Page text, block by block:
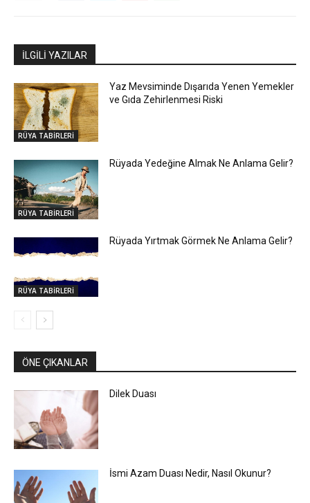
İLGİLİ YAZILAR
RÜYA TABİRLERİ
Yaz Mevsiminde Dışarıda Yenen Yemekler
ve Gıda Zehirlenmesi Riski
RÜYA TABİRLERİ
Rüyada Yedeğine Almak Ne Anlama Gelir?
RÜYA TABİRLERİ
Rüyada Yırtmak Görmek Ne Anlama Gelir?
ÖNE ÇIKANLAR
Dilek Duası
İsmi Azam Duası Nedir, Nasıl Okunur?